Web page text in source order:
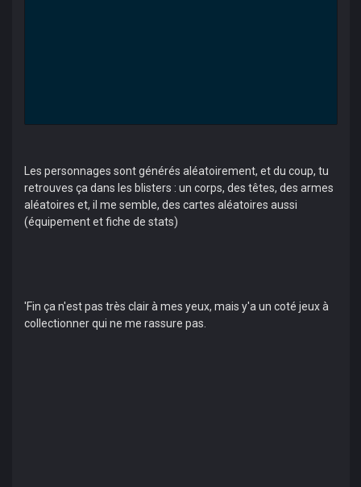
Les personnages sont générés aléatoirement, et du coup, tu
retrouves ça dans les blisters : un corps, des têtes, des armes
aléatoires et, il me semble, des cartes aléatoires aussi
(équipement et fiche de stats)
'Fin ça n'est pas très clair à mes yeux, mais y'a un coté jeux à
collectionner qui ne me rassure pas.